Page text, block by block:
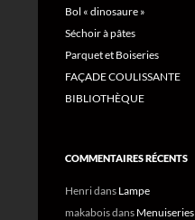
Bol « dinosaure »
Séchoir à pâtes
Parquet et Boiseries
FAÇADE COULISSANTE
BIBLIOTHÈQUE
COMMENTAIRES RÉCENTS
Henridans Lampe
makaboisdans Menuiseries